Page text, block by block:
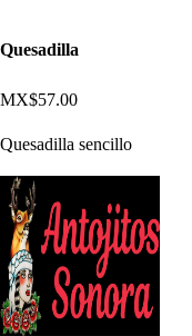
Quesadilla
MX$57.00
Quesadilla sencillo